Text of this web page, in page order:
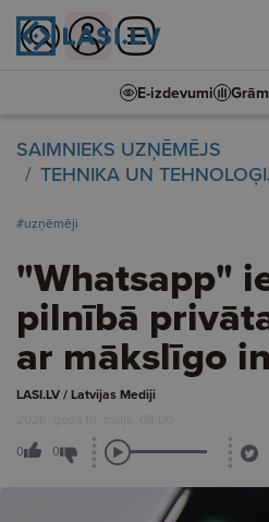
E-izdevumi
SAIMNIEKS UZŅĒMĒJS
TEHNIKA UN
#uzņēmēji
"Whatsapp"
pilnībā
ar mākslīgo
LASI.LV / Latvijas Mediji
2026. gada 16. maijs, 08:00
0 0